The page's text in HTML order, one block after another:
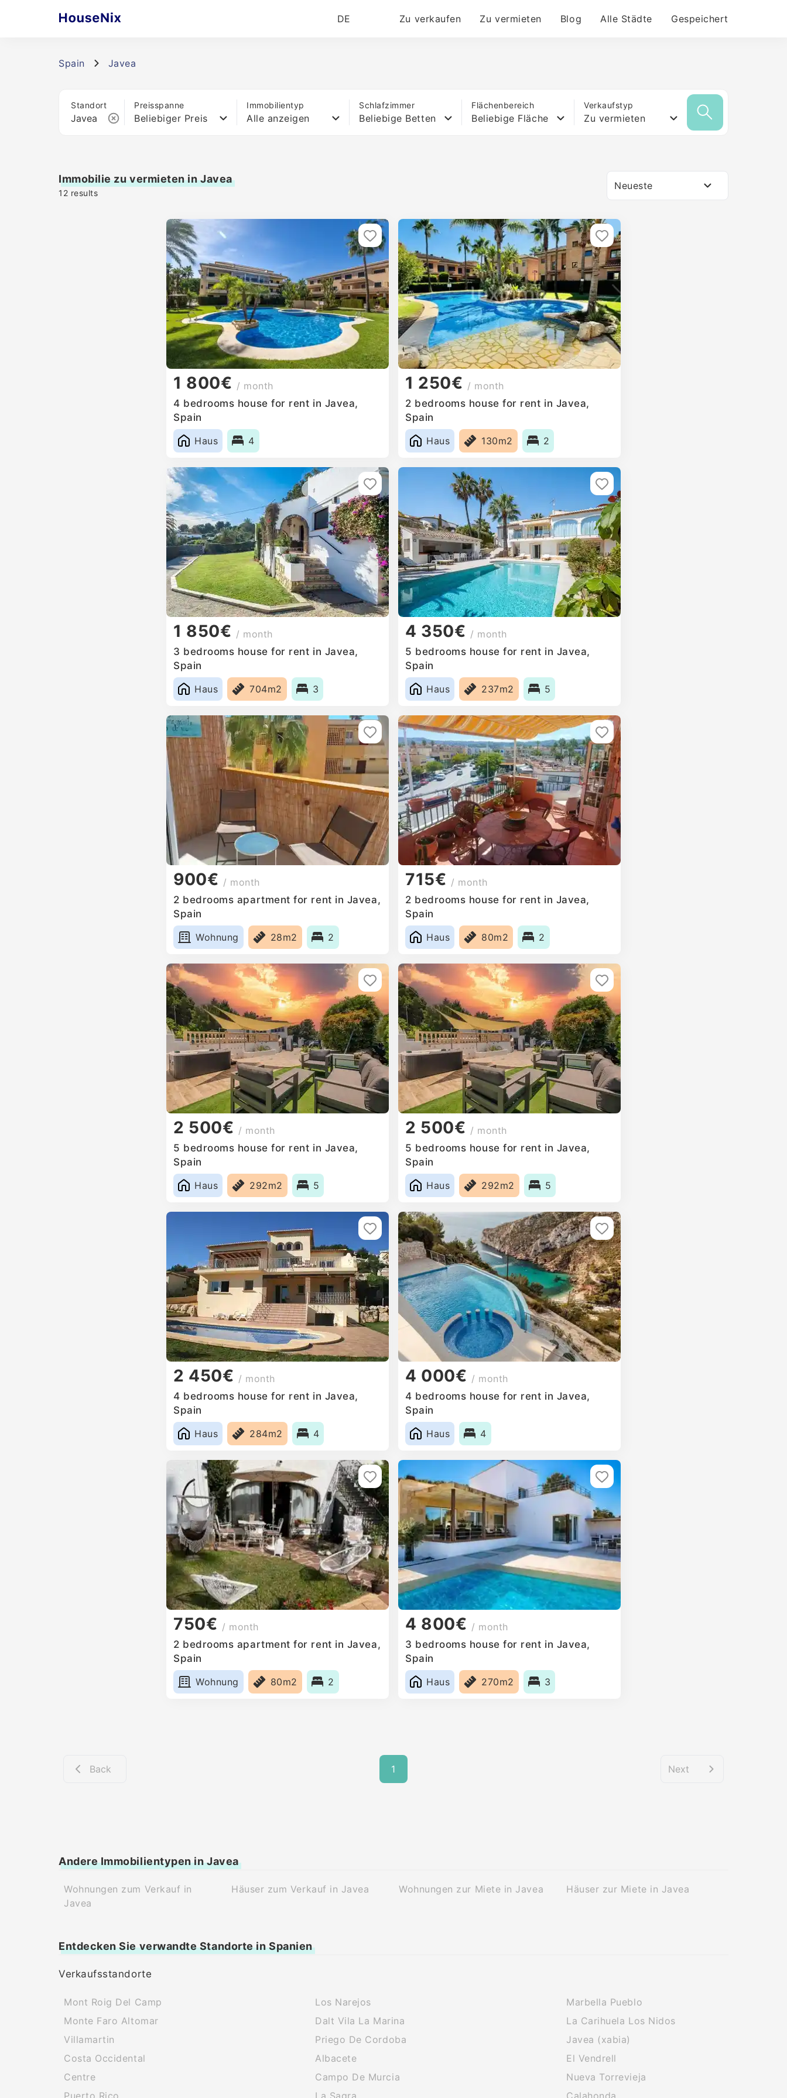
DE Zu verkaufen Zu vermieten Blog Alle Städte Gespeichert
Spain Javea
Standort Preisspanne
Beliebiger Preis
Immobilientyp
Alle anzeigen
Schlafzimmer
Beliebige Betten
Flächenbereich
Beliebige Fläche
Verkaufstyp
Zu vermieten
Immobilie zu vermieten in Javea
12 results
Neueste
1 800€ / month
4 bedrooms house for rent in Javea,
Spain
Haus
4
1 250€ / month
2 bedrooms house for rent in Javea,
Spain
Haus
130m2 2
1 850€ / month
3 bedrooms house for rent in Javea,
Spain
Haus
704m2 3
4 350€ / month
5 bedrooms house for rent in Javea,
Spain
Haus
237m2 5
900€ / month
2 bedrooms apartment for rent in Javea,
Spain
Wohnung
28m2 2
715€ / month
2 bedrooms house for rent in Javea,
Spain
Haus
80m2 2
2 500€ / month
5 bedrooms house for rent in Javea,
Spain
Haus
292m2 5
2 500€ / month
5 bedrooms house for rent in Javea,
Spain
Haus
292m2 5
2 450€ / month
4 bedrooms house for rent in Javea,
Spain
Haus
284m2 4
4 000€ / month
4 bedrooms house for rent in Javea,
Spain
Haus
4
750€ / month
2 bedrooms apartment for rent in Javea,
Spain
Wohnung
80m2 2
4 800€ / month
3 bedrooms house for rent in Javea,
Spain
Haus
270m2 3
Back 1 Next
Andere Immobilientypen in Javea
Wohnungen zum Verkauf in
Javea
Häuser zum Verkauf in Javea Wohnungen zur Miete in Javea Häuser zur Miete in Javea
Entdecken Sie verwandte Standorte in Spanien
Verkaufsstandorte
Mont Roig Del Camp
Monte Faro Altomar
Villamartin
Costa Occidental
Centre
Puerto Rico
Los Narejos
Dalt Vila La Marina
Priego De Cordoba
Albacete
Campo De Murcia
La Sagra
Marbella Pueblo
La Carihuela Los Nidos
Javea (xabia)
El Vendrell
Nueva Torrevieja
Calahonda